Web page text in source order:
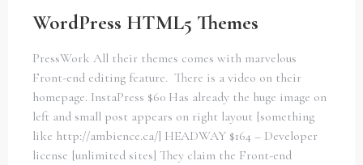
WordPress HTML5 Themes
PressWork All their themes comes with marvelous
Front-end editing feature. There is a video on their
homepage. InstaPress $60 Has already the huge image on
left and small post appears on right layout [something
like http://ambience.ca/] HEADWAY $164 – Developer
license [unlimited sites] They claim the Front-end